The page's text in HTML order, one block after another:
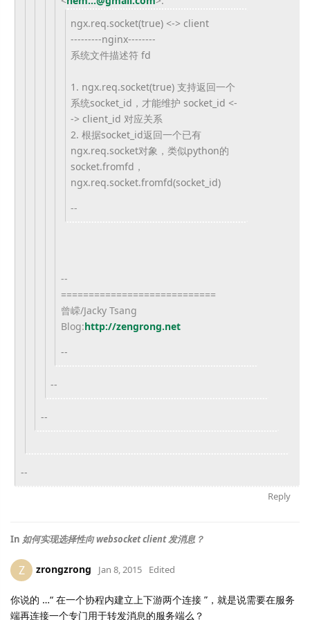
ngx.req.socket(true) <-> client
---------nginx--------
系统文件描述符 fd
1. ngx.req.socket(true) 支持返回一个
系统socket_id，才能维护 socket_id <-
-> client_id 对应关系
2. 根据socket_id返回一个已有
ngx.req.socket对象，类似python的
socket.fromfd，
ngx.req.socket.fromfd(socket_id)
--
--
============================
曾嵘/Jacky Tsang
Blog:http://zengrong.net
--
--
--
--
Reply
In 如何实现选择性向 websocket client 发消息？
Z zrongzrong Jan 8, 2015 Edited
你说的 …“ 在一个协程内建立上下游两个连接 ”，就是说需要在服务
端再连接一个专门用于转发消息的服务端么？